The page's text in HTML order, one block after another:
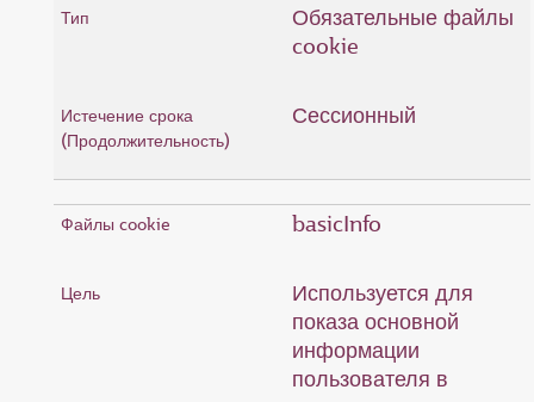
Обязательные файлы
cookie
Сессионный
basicInfo
Используется для
показа основной
информации
пользователя в